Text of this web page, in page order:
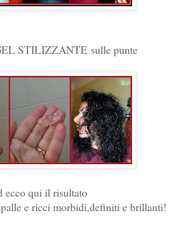
STILIZZANTE sulle punte
ecco qui il risultato
e ricci morbidi,definiti e brillanti!